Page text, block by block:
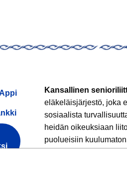
Kansallinen
eläkeläisjärjestö, joka
sosiaalista
heidän oikeuksiaan
puolueisiin